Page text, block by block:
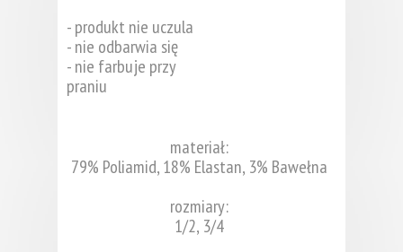
- produkt nie uczula
- nie odbarwia się
- nie farbuje przy
praniu
materiał:
79% Poliamid, 18% Elastan, 3% Bawełna
rozmiary:
1/2, 3/4